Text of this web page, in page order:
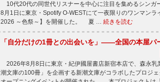
10代20代の同世代リスナーを中心に注目を集めるシンガ
8月1日に東京・Spotify O-WESTにて一夜限りのワンマン
2026 ～色祭～】を開催した。 夏 … 続きを読む
「自分だけの1冊との出会いを」――全国の本屋パ
2026年8月8日に東京・紀伊國屋書店新宿本店で、森永乳
潮文庫の100冊」を企画する新潮文庫がコラボしたプロジェ